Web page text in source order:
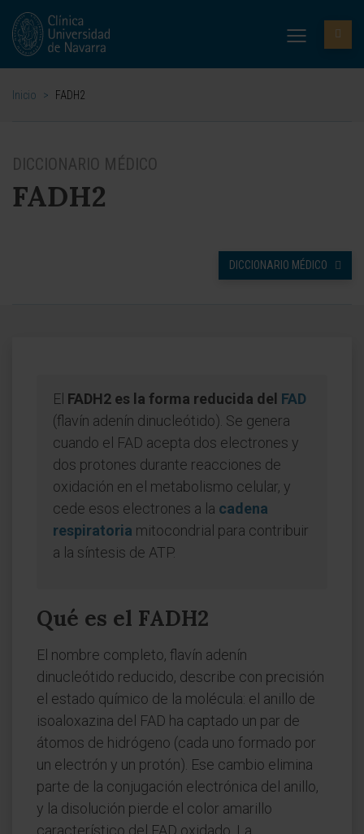
Inicio > FADH2
DICCIONARIO MÉDICO
FADH2
DICCIONARIO MÉDICO
El FADH2 es la forma reducida del FAD
(flavín adenín dinucleótido). Se genera
cuando el FAD acepta dos electrones y
dos protones durante reacciones de
oxidación en el metabolismo celular, y
cede esos electrones a la cadena
respiratoria mitocondrial para contribuir
a la síntesis de ATP.
Qué es el FADH2
El nombre completo, flavín adenín
dinucleótido reducido, describe con precisión
el estado químico de la molécula: el anillo de
isoaloxazina del FAD ha captado un par de
átomos de hidrógeno (cada uno formado por
un electrón y un protón). Ese cambio elimina
parte de la conjugación electrónica del anillo,
y la disolución pierde el color amarillo
característico del FAD oxidado. La